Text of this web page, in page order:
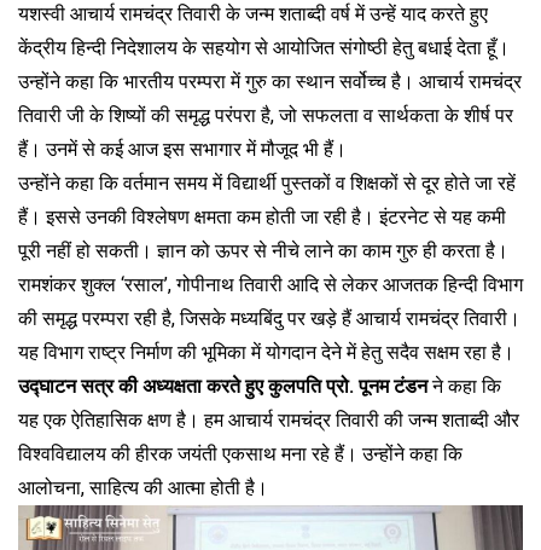
यशस्वी आचार्य रामचंद्र तिवारी के जन्म शताब्दी वर्ष में उन्हें याद करते हुए
केंद्रीय हिन्दी निदेशालय के सहयोग से आयोजित संगोष्ठी हेतु बधाई देता हूँ।
उन्होंने कहा कि भारतीय परम्परा में गुरु का स्थान सर्वोच्च है। आचार्य रामचंद्र
तिवारी जी के शिष्यों की समृद्ध परंपरा है, जो सफलता व सार्थकता के शीर्ष पर
हैं। उनमें से कई आज इस सभागार में मौजूद भी हैं।
उन्होंने कहा कि वर्तमान समय में विद्यार्थी पुस्तकों व शिक्षकों से दूर होते जा रहें
हैं। इससे उनकी विश्लेषण क्षमता कम होती जा रही है। इंटरनेट से यह कमी
पूरी नहीं हो सकती। ज्ञान को ऊपर से नीचे लाने का काम गुरु ही करता है।
रामशंकर शुक्ल ‘रसाल’, गोपीनाथ तिवारी आदि से लेकर आजतक हिन्दी विभाग
की समृद्ध परम्परा रही है, जिसके मध्यबिंदु पर खड़े हैं आचार्य रामचंद्र तिवारी।
यह विभाग राष्ट्र निर्माण की भूमिका में योगदान देने में हेतु सदैव सक्षम रहा है।
उद्घाटन सत्र की अध्यक्षता करते हुए कुलपति प्रो. पूनम टंडनने कहा कि
यह एक ऐतिहासिक क्षण है। हम आचार्य रामचंद्र तिवारी की जन्म शताब्दी और
विश्वविद्यालय की हीरक जयंती एकसाथ मना रहे हैं। उन्होंने कहा कि
आलोचना, साहित्य की आत्मा होती है।